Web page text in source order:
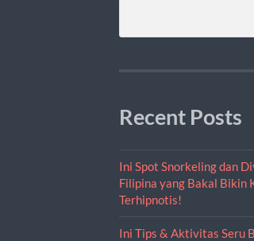
Recent Posts
Ini Spot Snorkeling dan
Filipina yang Bakal Bikin
Terhipnotis!
Ini Tips & Aktivitas Seru